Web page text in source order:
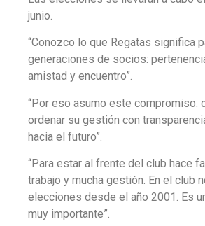
junio.
“Conozco lo que Regatas significa
generaciones de socios:
amistad y encuentro”.
“Por eso asumo este compromiso:
ordenar su gestión con
hacia el futuro”.
“Para estar al frente del club hace
trabajo y mucha gestión. En el club
elecciones desde el año 2001. Es
muy importante”.